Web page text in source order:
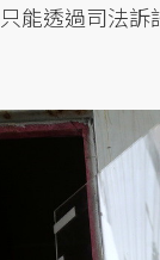
能透過司法